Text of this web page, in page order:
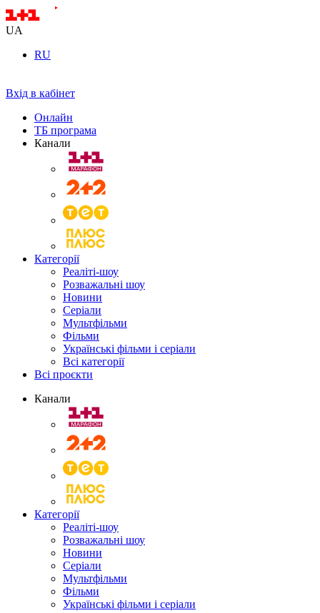
UA
RU
Вхід в кабінет
Онлайн
ТБ програма
Канали
Категорії
Реаліті-шоу
Розважальні шоу
Новини
Серіали
Мультфільми
Фільми
Українські фільми і серіали
Всі категорії
Всі проєкти
Канали
Категорії
Реаліті-шоу
Розважальні шоу
Новини
Серіали
Мультфільми
Фільми
Українські фільми і серіали